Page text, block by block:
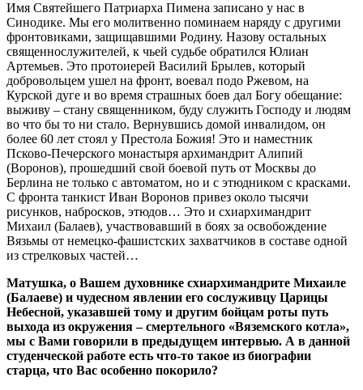
Имя Святейшего Патриарха Пимена записано у нас в
Синодике. Мы его молитвенно поминаем наряду с другими
фронтовиками, защищавшими Родину. Назову остальных
священнослужителей, к чьей судьбе обратился Юлиан
Артемьев. Это протоиерей Василий Брылев, который
добровольцем ушел на фронт, воевал подо Ржевом, на
Курской дуге и во время страшных боев дал Богу обещание:
выживу – стану священником, буду служить Господу и людям
во что бы то ни стало. Вернувшись домой инвалидом, он
более 60 лет стоял у Престола Божия! Это и наместник
Псково-Печерского монастыря архимандрит Алипий
(Воронов), прошедший свой боевой путь от Москвы до
Берлина не только с автоматом, но и с этюдником с красками.
С фронта танкист Иван Воронов привез около тысячи
рисунков, набросков, этюдов… Это и схиархимандрит
Михаил (Балаев), участвовавший в боях за освобождение
Вязьмы от немецко-фашистских захватчиков в составе одной
из стрелковых частей…
Матушка, о Вашем духовнике схиархимандрите Михаиле
(Балаеве) и чудесном явлении его сослуживцу Царицы
Небесной, указавшей тому и другим бойцам роты путь
выхода из окружения – смертельного «Вяземского котла»,
мы с Вами говорили в предыдущем интервью. А в данной
студенческой работе есть что-то такое из биографии
старца, что Вас особенно покорило?